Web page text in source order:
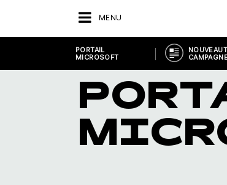
MENU
PORTAIL
MICROSOFT